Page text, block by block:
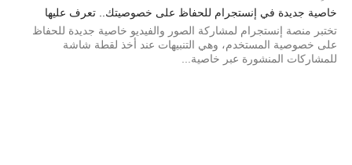
خاصية جديدة في إنستجرام للحفاظ على خصوصيتك.. تعرف عليها
تختبر منصة إنستجرام لمشاركة الصور والفيديو خاصية جديدة للحفاظ
على خصوصية المستخدم، وهي التنبيهات عند أخذ لقطة شاشة
للمشاركات المنشورة عبر خاصية...